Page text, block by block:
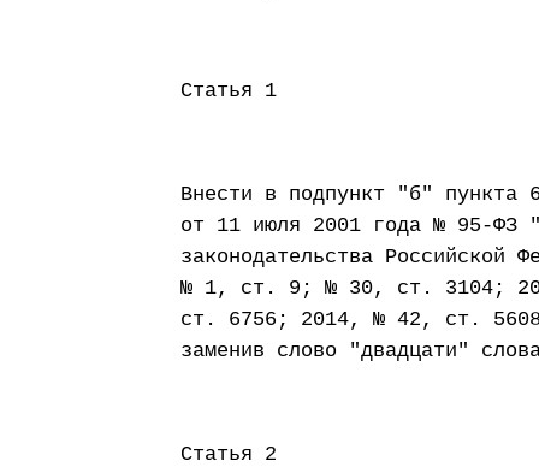
Статья 1
Внести в подпункт "б" пункта
от 11 июля 2001 года № 95-ФЗ
законодательства
№ 1, ст. 9; № 30, ст. 3104;
ст. 6756; 2014, № 42, ст.
заменив слово "двадцати"
Статья 2